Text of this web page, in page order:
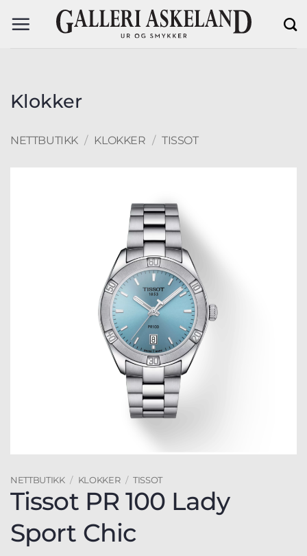
Klokker
NETTBUTIKK / KLOKKER / TISSOT
NETTBUTIKK / KLOKKER / TISSOT
Tissot PR 100 Lady
Sport Chic